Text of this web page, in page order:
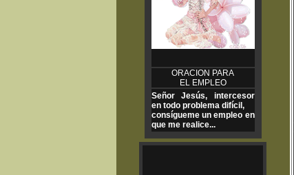
ORACION PARA
EL EMPLEO
Señor Jesús, intercesor
en todo problema difícil,
consígueme un empleo en
que me realice...